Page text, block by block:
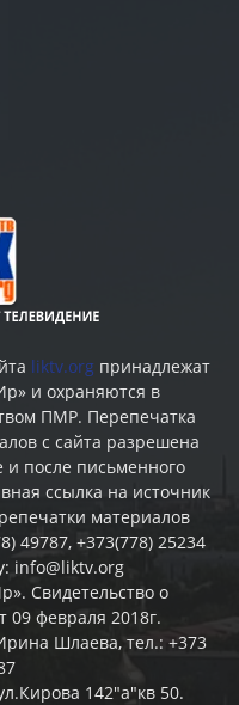
liktv.org принадлежат
и охраняются в
ПМР. Перепечатка
c сайта разрешена
и после письменного
ссылка на источник
материалов
49787, +373(778) 25234
info@liktv.org
Свидетельство о
февраля 2018г.
Шлаева, тел.: +373
142"а"кв 50.